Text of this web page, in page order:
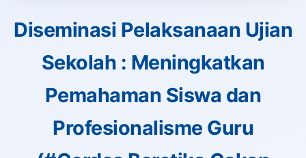
Diseminasi Pelaksanaan Ujian
Sekolah : Meningkatkan
Pemahaman Siswa dan
Profesionalisme Guru